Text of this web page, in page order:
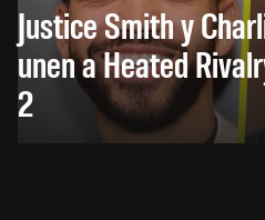
Justice Smith y
unen a Heated
2